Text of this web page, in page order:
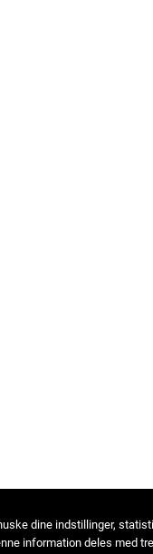
dine indstillinger,
information deles med